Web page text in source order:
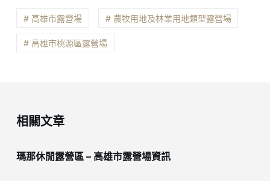
# 高雄市露營場 # 農牧用地及林業用地類型露營場
# 高雄市桃源區露營場
相關文章
瑪那休閒露營區 – 高雄市露營場資訊